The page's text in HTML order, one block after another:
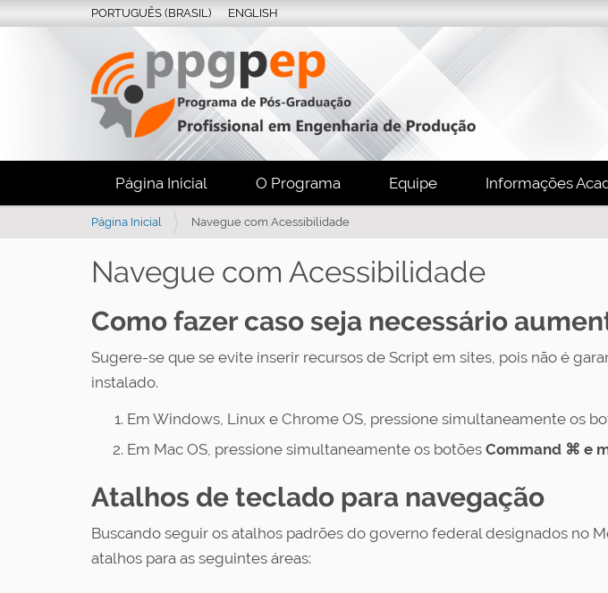
PORTUGUÊS (BRASIL) ENGLISH
Página Inicial O Programa Equipe Informações
V
c
s
á
q
Página Inicial Navegue com Acessibilidade
Navegue com Acessibilidade
Como fazer caso seja necessário
Sugere-se que se evite inserir recursos de Script em sites, pois não é
instalado.
Em Windows, Linux e Chrome OS, pressione simultaneamente os
Em Mac OS, pressione simultaneamente os botões Command ⌘ e
Atalhos de teclado para navegação
Buscando seguir os atalhos padrões do governo federal designados no
atalhos para as seguintes áreas: